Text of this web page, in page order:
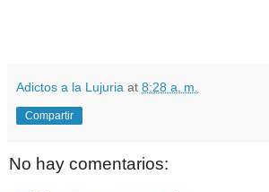
Adictos a la Lujuria at 8:28 a. m.
Compartir
No hay comentarios: